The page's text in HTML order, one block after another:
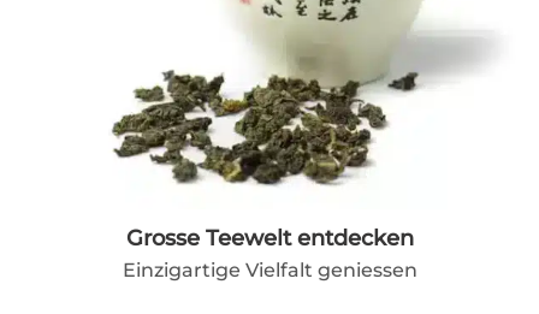
Grosse Teewelt entdecken
Einzigartige Vielfalt geniessen